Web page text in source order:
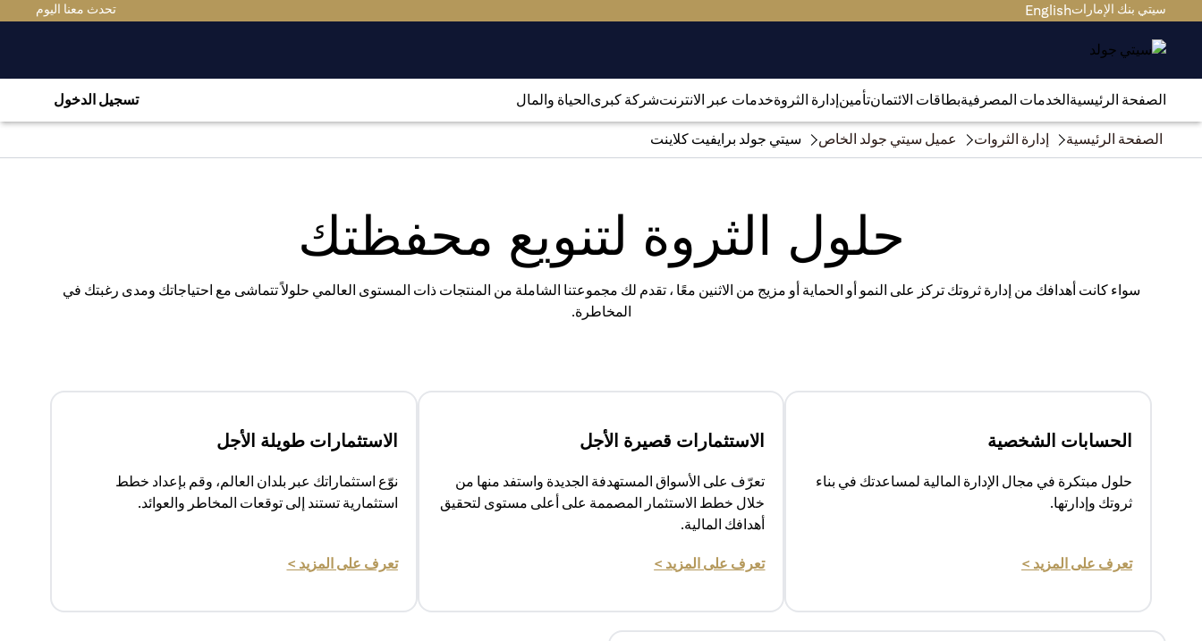
سيتي بنك الإماراتEnglish تحدث معنا اليوم
الصفحة الرئيسيةالخدمات المصرفيةبطاقات الائتمانتأمينإدارة الثروةخدمات عبر الانترنتشركة كبرىالحياة والمال تسجيل الدخول
الصفحة الرئيسية إدارة الثروات عميل سيتي جولد الخاص سيتي جولد برايفيت كلاينت
حلول الثروة لتنويع محفظتك
سواء كانت أهدافك من إدارة ثروتك تركز على النمو أو الحماية أو مزيج من الاثنين معًا ، تقدم لك مجموعتنا الشاملة من المنتجات ذات المستوى العالمي حلولاً تتماشى مع احتياجاتك ومدى رغبتك في
المخاطرة.
الحسابات الشخصية
حلول مبتكرة في مجال الإدارة المالية لمساعدتك في بناء
ثروتك وإدارتها.
تعرف على المزيد >
الاستثمارات قصيرة الأجل
تعرّف على الأسواق المستهدفة الجديدة واستفد منها من
خلال خطط الاستثمار المصممة على أعلى مستوى لتحقيق
أهدافك المالية.
تعرف على المزيد >
(opens in a new tab)
الاستثمارات طويلة الأجل
نوّع استثماراتك عبر بلدان العالم، وقم بإعداد خطط
استثمارية تستند إلى توقعات المخاطر والعوائد.
تعرف على المزيد >